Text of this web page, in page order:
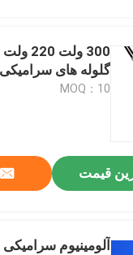
300
گلوله های سرامیکی
MOQ：10
قیمت
آلومینیوم